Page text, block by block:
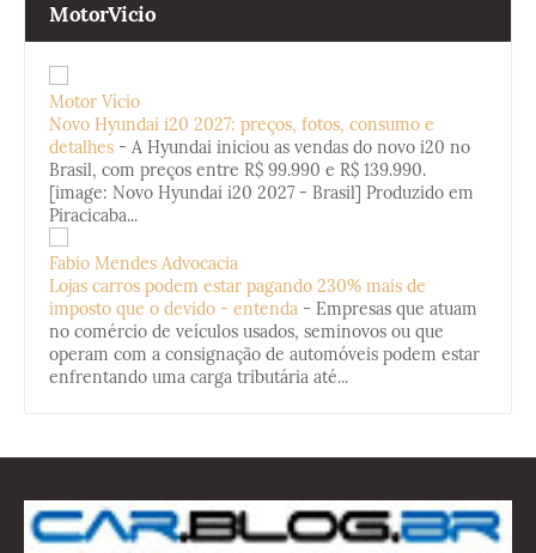
MotorVicio
Motor Vício
Novo Hyundai i20 2027: preços, fotos, consumo e
detalhes - A Hyundai iniciou as vendas do novo i20 no
Brasil, com preços entre R$ 99.990 e R$ 139.990.
[image: Novo Hyundai i20 2027 - Brasil] Produzido em
Piracicaba...
Fabio Mendes Advocacia
Lojas carros podem estar pagando 230% mais de
imposto que o devido - entenda - Empresas que atuam
no comércio de veículos usados, seminovos ou que
operam com a consignação de automóveis podem estar
enfrentando uma carga tributária até...